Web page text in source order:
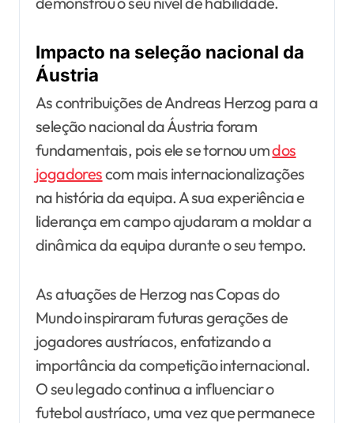
Impacto na seleção nacional da
Áustria
As contribuições de Andreas Herzog para a
seleção nacional da Áustria foram
fundamentais, pois ele se tornou umdos
jogadorescom mais internacionalizações
na história da equipa. A sua experiência e
liderança em campo ajudaram a moldar a
dinâmica da equipa durante o seu tempo.
As atuações de Herzog nas Copas do
Mundo inspiraram futuras gerações de
jogadores austríacos, enfatizando a
importância da competição internacional.
O seu legado continua a influenciar o
futebol austríaco, uma vez que permanece